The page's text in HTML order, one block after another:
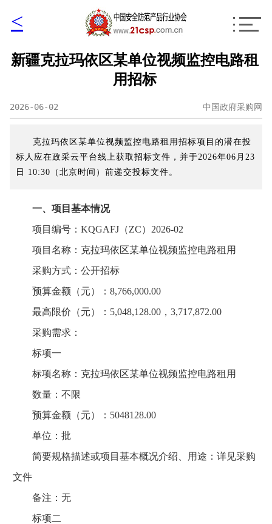
<
新疆克拉玛依区某单位视频监控电路租
用招标
2026-06-02 中国政府采购网
克拉玛依区某单位视频监控电路租用招标项目的潜在投
标人应在政采云平台线上获取招标文件，并于2026年06月23
日 10:30（北京时间）前递交投标文件。
一、项目基本情况
项目编号：KQGAFJ（ZC）2026-02
项目名称：克拉玛依区某单位视频监控电路租用
采购方式：公开招标
预算金额（元）：8,766,000.00
最高限价（元）：5,048,128.00，3,717,872.00
采购需求：
标项一
标项名称：克拉玛依区某单位视频监控电路租用
数量：不限
预算金额（元）：5048128.00
单位：批
简要规格描述或项目基本概况介绍、用途：详见采购
文件
备注：无
标项二